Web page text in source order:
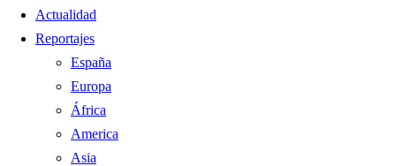
Actualidad
Reportajes
España
Europa
África
America
Asia